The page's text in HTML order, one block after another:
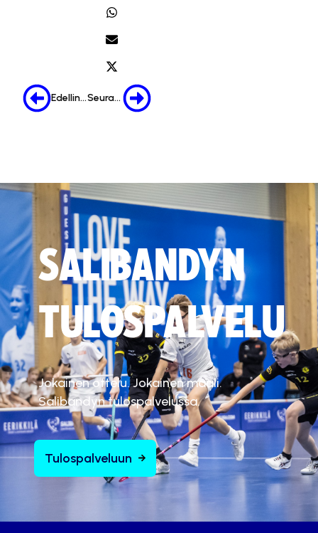
Edellinen Seuraava
SALIBANDYN
TULOSPALVELU
Jokainen ottelu. Jokainen maali.
Salibandyn tulospalvelussa.
Tulospalveluun